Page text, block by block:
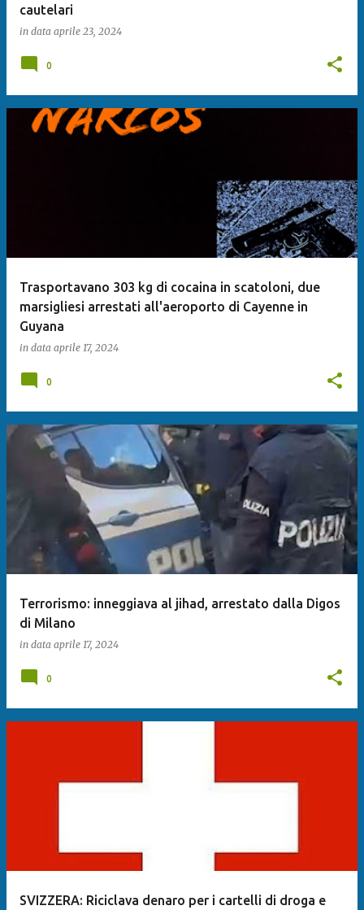
cautelari
in data aprile 23, 2024
0
Trasportavano 303 kg di cocaina in scatoloni, due
marsigliesi arrestati all'aeroporto di Cayenne in
Guyana
in data aprile 17, 2024
0
Terrorismo: inneggiava al jihad, arrestato dalla Digos
di Milano
in data aprile 17, 2024
0
SVIZZERA: Riciclava denaro per i cartelli di droga e